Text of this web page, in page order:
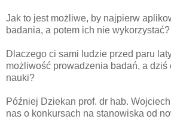
Jak to jest możliwe, by najpierw
badania, a potem ich nie wykorzystać?
Dlaczego ci sami ludzie przed paru
możliwość prowadzenia badań, a dziś
nauki?
Później Dziekan prof. dr hab.
nas o konkursach na stanowiska od